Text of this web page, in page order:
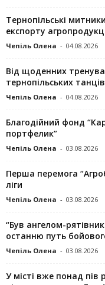
Тернопільські
експорту
Чепіль Олена - 04.08.2026
Від щоденних
тернопільських
Чепіль Олена - 04.08.2026
Благодійний фонд
портфелик”
Чепіль Олена - 03.08.2026
Перша перемога
ліги
Чепіль Олена - 03.08.2026
“Був ангелом-
останню путь
Чепіль Олена - 03.08.2026
У місті вже понад пів